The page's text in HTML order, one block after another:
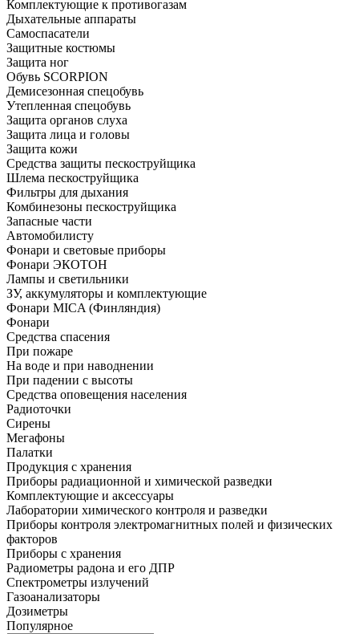
Комплектующие к противогазам
Дыхательные аппараты
Самоспасатели
Защитные костюмы
Защита ног
Обувь SCORPION
Демисезонная спецобувь
Утепленная спецобувь
Защита органов слуха
Защита лица и головы
Защита кожи
Средства защиты пескоструйщика
Шлема пескоструйщика
Фильтры для дыхания
Комбинезоны пескоструйщика
Запасные части
Автомобилисту
Фонари и световые приборы
Фонари ЭКОТОН
Лампы и светильники
ЗУ, аккумуляторы и комплектующие
Фонари MICA (Финляндия)
Фонари
Средства спасения
При пожаре
На воде и при наводнении
При падении с высоты
Средства оповещения населения
Радиоточки
Сирены
Мегафоны
Палатки
Продукция с хранения
Приборы радиационной и химической разведки
Комплектующие и аксессуары
Лаборатории химического контроля и разведки
Приборы контроля электромагнитных полей и физических
факторов
Приборы с хранения
Радиометры радона и его ДПР
Спектрометры излучений
Газоанализаторы
Дозиметры
Популярное